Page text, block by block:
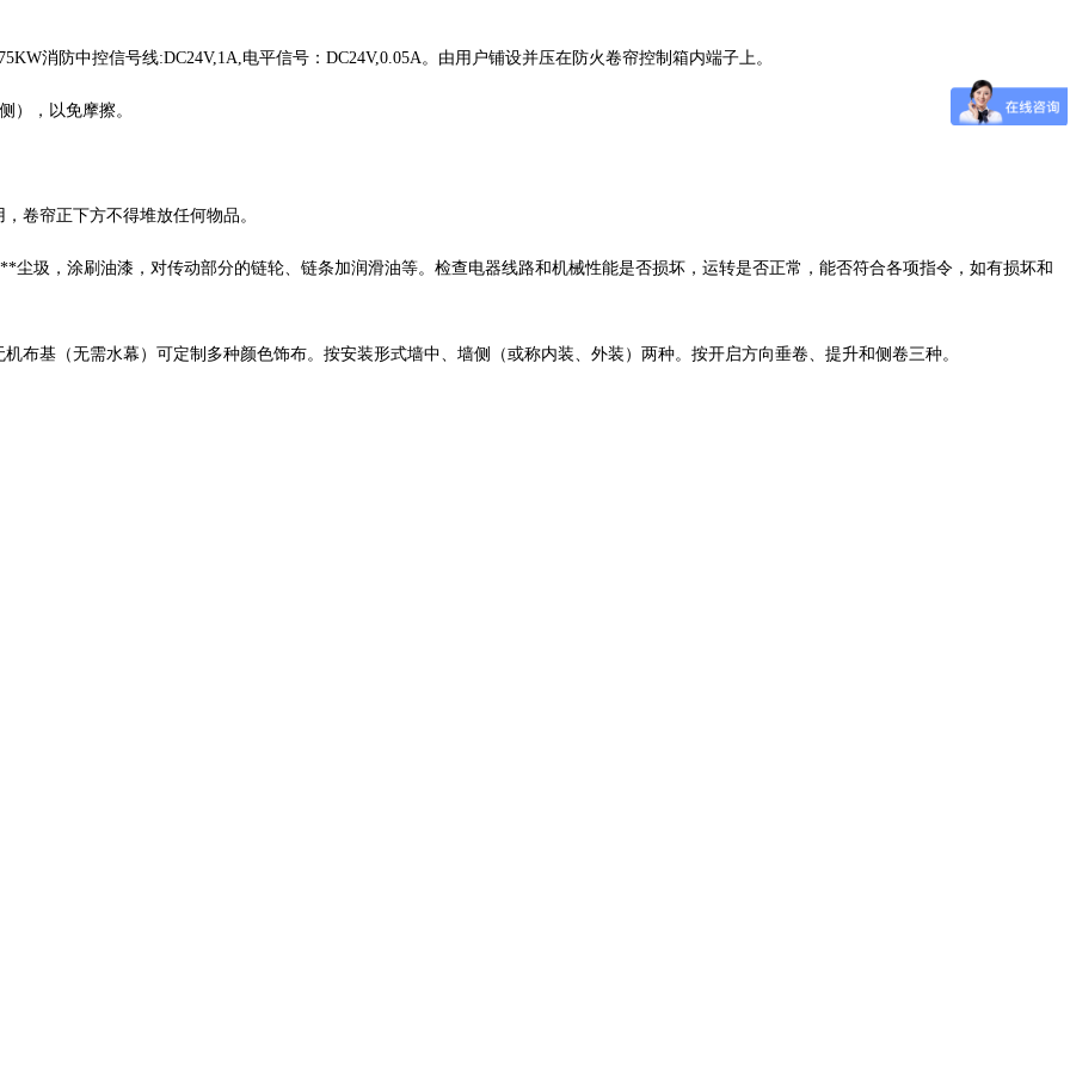
消防中控信号线:DC24V,1A,电平信号：DC24V,0.05A。由用户铺设并压在防火卷帘控制箱内端子上。
），以免摩擦。
卷帘正下方不得堆放任何物品。
圾，涂刷油漆，对传动部分的链轮、链条加润滑油等。检查电器线路和机械性能是否损坏，运转是否正常，能否符合各项指令，如有损坏和
布基（无需水幕）可定制多种颜色饰布。按安装形式墙中、墙侧（或称内装、外装）两种。按开启方向垂卷、提升和侧卷三种。